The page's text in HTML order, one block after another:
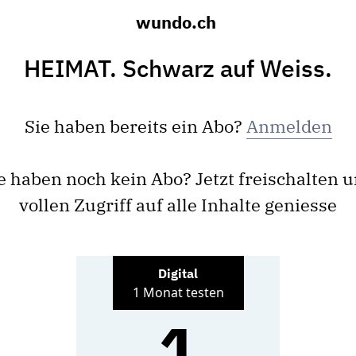
wundo.ch
HEIMAT. Schwarz auf Weiss.
Sie haben bereits ein Abo? Anmelden
haben noch kein Abo? Jetzt freischalten
vollen Zugriff auf alle Inhalte geniesse
Digital
1 Monat testen